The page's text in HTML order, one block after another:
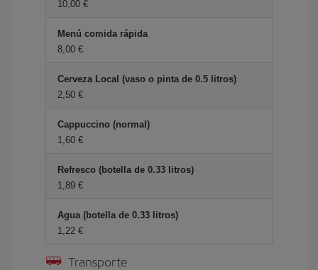
10,00 €
Menú comida rápida
8,00 €
Cerveza Local (vaso o pinta de 0.5 litros)
2,50 €
Cappuccino (normal)
1,60 €
Refresco (botella de 0.33 litros)
1,89 €
Agua (botella de 0.33 litros)
1,22 €
Transporte